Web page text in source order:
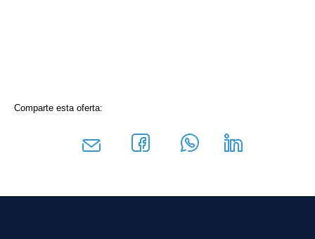
Comparte esta oferta: